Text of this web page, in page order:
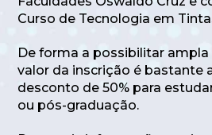
Curso de Tecnologia em
De forma a possibilitar
valor da inscrição é bastante
desconto de 50% para
ou pós-graduação.